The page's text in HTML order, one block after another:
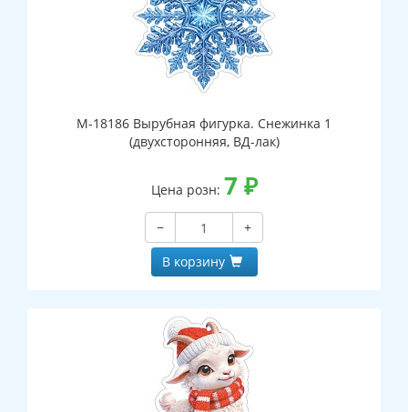
М-18186 Вырубная фигурка. Снежинка 1
(двухсторонняя, ВД-лак)
Цена розн: 7 ₽
−
+
В корзину